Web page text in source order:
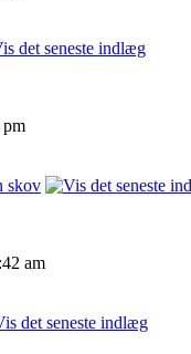
pm
skov
am